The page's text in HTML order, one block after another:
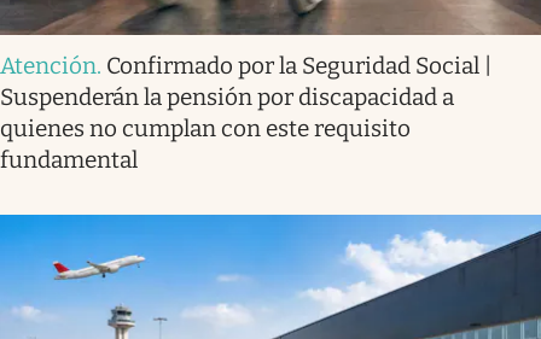
Atención. Confirmado por la Seguridad Social |
Suspenderán la pensión por discapacidad a
quienes no cumplan con este requisito
fundamental